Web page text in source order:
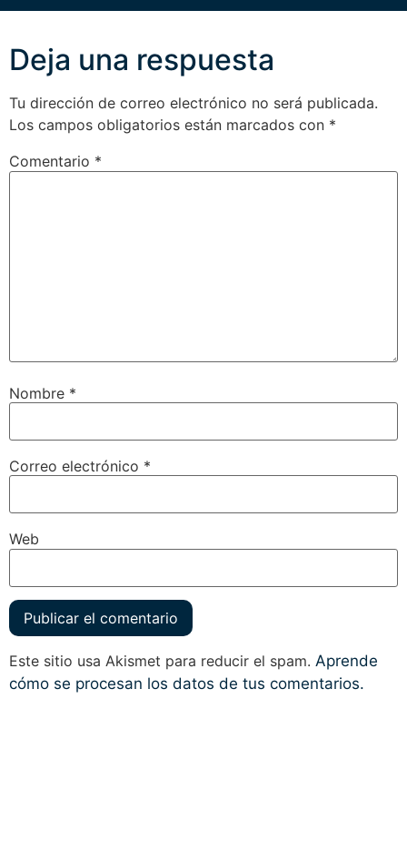
Deja una respuesta
Tu dirección de correo electrónico no será publicada.
Los campos obligatorios están marcados con *
Comentario *
Nombre *
Correo electrónico *
Web
Este sitio usa Akismet para reducir el spam. Aprende
cómo se procesan los datos de tus comentarios.